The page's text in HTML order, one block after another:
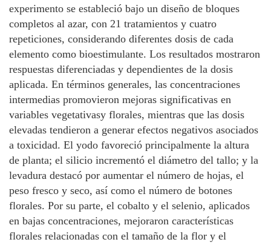
experimento se estableció bajo un diseño de bloques
completos al azar, con 21 tratamientos y cuatro
repeticiones, considerando diferentes dosis de cada
elemento como bioestimulante. Los resultados mostraron
respuestas diferenciadas y dependientes de la dosis
aplicada. En términos generales, las concentraciones
intermedias promovieron mejoras significativas en
variables vegetativasy florales, mientras que las dosis
elevadas tendieron a generar efectos negativos asociados
a toxicidad. El yodo favoreció principalmente la altura
de planta; el silicio incrementó el diámetro del tallo; y la
levadura destacó por aumentar el número de hojas, el
peso fresco y seco, así como el número de botones
florales. Por su parte, el cobalto y el selenio, aplicados
en bajas concentraciones, mejoraron características
florales relacionadas con el tamaño de la flor y el